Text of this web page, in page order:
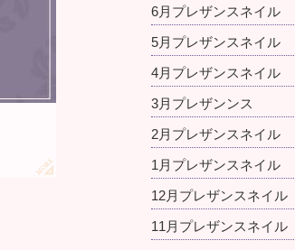
6月プレザンスネイル
5月プレザンスネイル
4月プレザンスネイル
3月プレザンンス
2月プレザンスネイル
1月プレザンスネイル
12月プレザンスネイル
11月プレザンスネイル